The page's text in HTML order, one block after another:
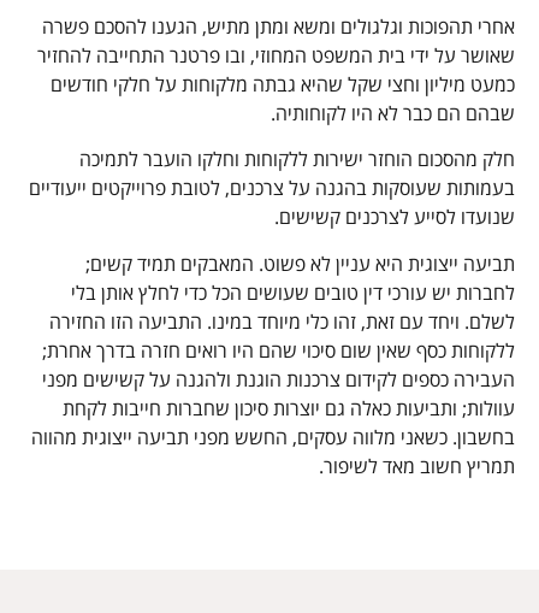
אחרי תהפוכות וגלגולים ומשא ומתן מתיש, הגענו להסכם פשרה
שאושר על ידי בית המשפט המחוזי, ובו פרטנר התחייבה להחזיר
כמעט מיליון וחצי שקל שהיא גבתה מלקוחות על חלקי חודשים
שבהם הם כבר לא היו לקוחותיה.
חלק מהסכום הוחזר ישירות ללקוחות וחלקו הועבר לתמיכה
בעמותות שעוסקות בהגנה על צרכנים, לטובת פרוייקטים ייעודיים
שנועדו לסייע לצרכנים קשישים.
תביעה ייצוגית היא עניין לא פשוט. המאבקים תמיד קשים;
לחברות יש עורכי דין טובים שעושים הכל כדי לחלץ אותן בלי
לשלם. ויחד עם זאת, זהו כלי מיוחד במינו. התביעה הזו החזירה
ללקוחות כסף שאין שום סיכוי שהם היו רואים חזרה בדרך אחרת;
העבירה כספים לקידום צרכנות הוגנת ולהגנה על קשישים מפני
עוולות; ותביעות כאלה גם יוצרות סיכון שחברות חייבות לקחת
בחשבון. כשאני מלווה עסקים, החשש מפני תביעה ייצוגית מהווה
תמריץ חשוב מאד לשיפור.